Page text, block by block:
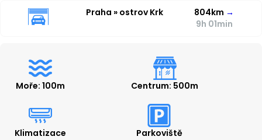
Praha » ostrov Krk 804km →
9h 01min
Moře: 100m Centrum: 500m
Klimatizace Parkoviště